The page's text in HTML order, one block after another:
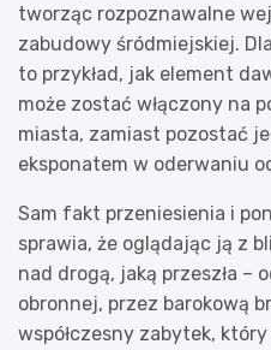
tworząc rozpoznawalne
zabudowy śródmiejskiej.
to przykład, jak element
może zostać włączony na
miasta, zamiast pozostać
eksponatem w oderwaniu
Sam fakt przeniesienia i
sprawia, że oglądając ją z
nad drogą, jaką przeszła –
obronnej, przez barokową
współczesny zabytek,